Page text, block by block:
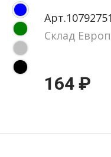
Склад
164 ₽